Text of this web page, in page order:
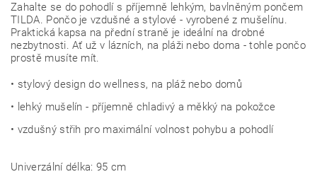
Zahalte se do pohodlí s příjemně lehkým, bavlněným pončem
TILDA. Pončo je vzdušné a stylové - vyrobené z mušelínu.
Praktická kapsa na přední straně je ideální na drobné
nezbytnosti. Ať už v lázních, na pláži nebo doma - tohle pončo
prostě musíte mít.
• stylový design do wellness, na pláž nebo domů
• lehký mušelín - příjemně chladivý a měkký na pokožce
• vzdušný střih pro maximální volnost pohybu a pohodlí
Univerzální délka: 95 cm